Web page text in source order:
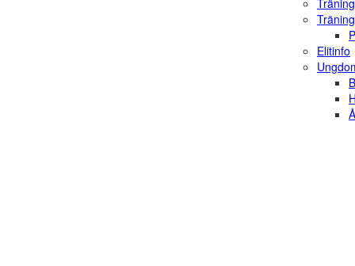
Elitinfo